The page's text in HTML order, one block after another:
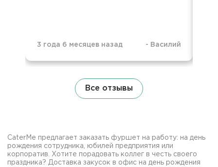
3 года 6 месяцев назад - Василий
Все отзывы
CaterMe предлагает заказать фуршет на работу: на день
рождения сотрудника, юбилей предприятия или
корпоратив. Хотите порадовать коллег в честь своего
праздника? Доставка закусок в офис на день рождения